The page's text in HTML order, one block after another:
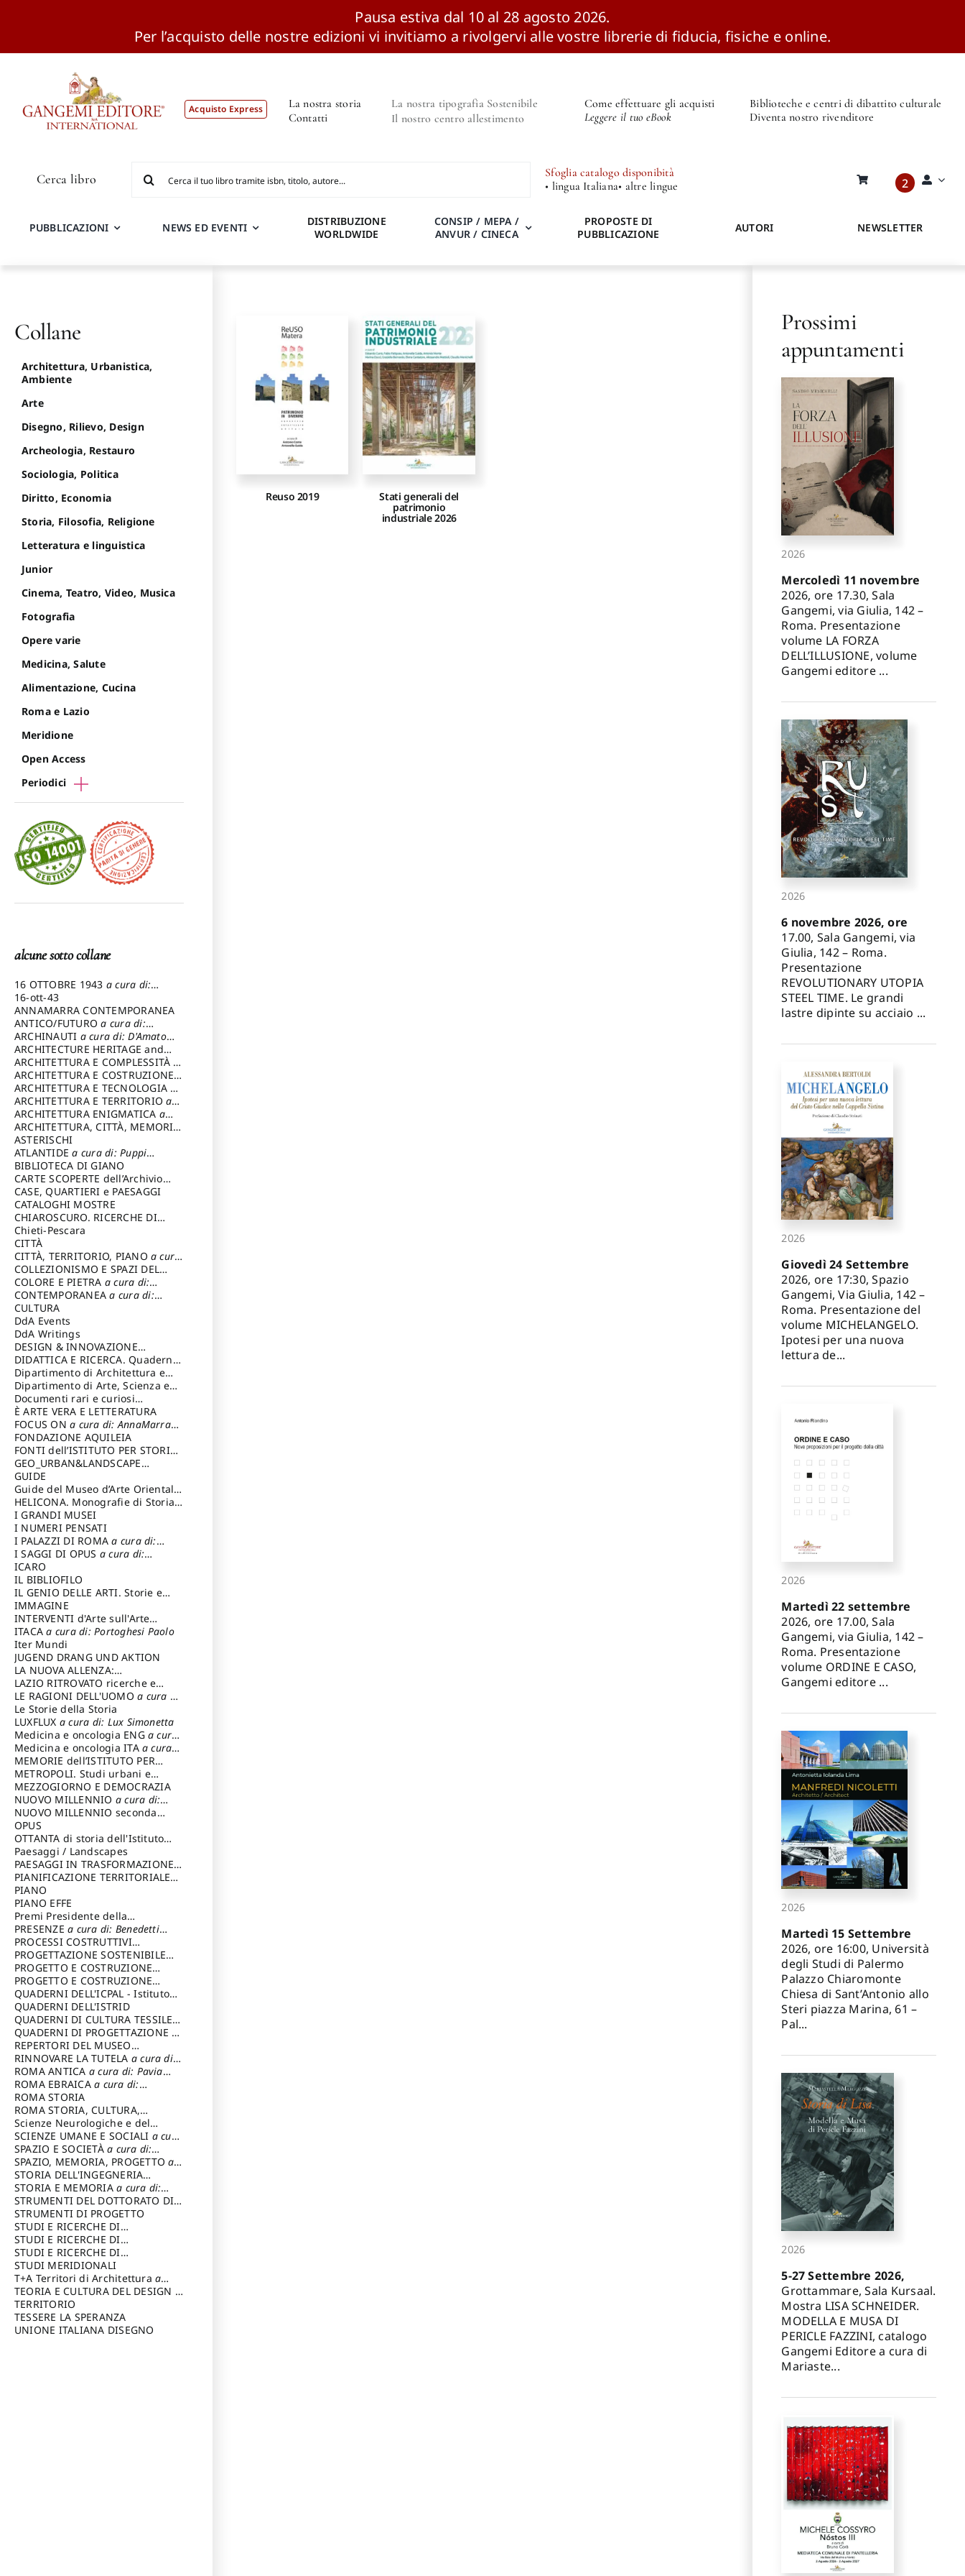
Pausa estiva dal 10 al 28 agosto 2026.
Per l’acquisto delle nostre edizioni vi invitiamo a rivolgervi alle vostre librerie di fiducia, fisiche e online.
Acquisto Express
La nostra storia
Contatti
La nostra tipografia Sostenibile
Il nostro centro allestimento
Come effettuare gli acquisti
Leggere il tuo eBook
Biblioteche e centri di dibattito culturale
Diventa nostro rivenditore
Cerca libro
per:
Sfoglia catalogo disponibità
• lingua Italiana• altre lingue 2
PUBBLICAZIONI NEWS ED EVENTI
DISTRIBUZIONE
WORLDWIDE
CONSIP / MEPA /
ANVUR / CINECA
PROPOSTE DI
PUBBLICAZIONE
AUTORI NEWSLETTER
Reuso 2019 Stati generali del
patrimonio
industriale 2026
Collane
Architettura, Urbanistica,
Ambiente
Arte
Disegno, Rilievo, Design
Archeologia, Restauro
Sociologia, Politica
Diritto, Economia
Storia, Filosofia, Religione
Letteratura e linguistica
Junior
Cinema, Teatro, Video, Musica
Fotografia
Opere varie
Medicina, Salute
Alimentazione, Cucina
Roma e Lazio
Meridione
Open Access
Periodici
alcune sotto collane
16 OTTOBRE 1943 a cura di:
Pezzetti Marcello
16-ott-43
ANNAMARRA CONTEMPORANEA
ANTICO/FUTUROa cura di:
Varagnoli Claudio
ARCHINAUTI a cura di: D'Amato
Claudio
ARCHITECTURE HERITAGE and
DESIGN
ARCHITETTURA E COMPLESSITÀ a
cura di: Piva Antonio
ARCHITETTURA E COSTRUZIONEa
cura di: Poretti Sergio
ARCHITETTURA E TECNOLOGIA a
cura di: Carrara Gianfranco
ARCHITETTURA E TERRITORIOa
cura di: Pietrogrande Enrico
ARCHITETTURA ENIGMATICA a
cura di: Lenci Ruggero
ARCHITETTURA, CITTÀ, MEMORIA
a cura di: Valeriani Enrico
ASTERISCHI
ATLANTIDEa cura di: Puppi
Lionello
BIBLIOTECA DI GIANO
CARTE SCOPERTE dell’Archivio
Storico Capitolino
CASE, QUARTIERI e PAESAGGI
CATALOGHI MOSTRE
CHIAROSCURO. RICERCHE DI
STORIA E STORIA DELL'ARTE
cura di: Di Carpegna Falconieri
Tommaso
Chieti-Pescara
CITTÀ
CITTÀ, TERRITORIO, PIANO a cura
di: Imbesi Giuseppe
COLLEZIONISMO E SPAZI DEL
COLLEZIONISMO a cura di:
Magnani Lauro
COLORE E PIETRA a cura di:
Selvaggi Giuseppe
CONTEMPORANEAa cura di:
Gubinelli Luna
CULTURA
DdA Events
DdA Writings
DESIGN & INNOVAZIONE
TECNOLOGICAa cura di: Vallicelli
Andrea
DIDATTICA E RICERCA. Quaderni
della Scuola
Dipartimento di Architettura e
Analisi della Città Mediterranea
Dipartimento di Arte, Scienza e
Tecnica del Costuire
Documenti rari e curiosi
dall'Archivio Segreto
È ARTE VERA E LETTERATURA
FOCUS ONa cura di: AnnaMarra
Contemporanea
FONDAZIONE AQUILEIA
FONTI dell’ISTITUTO PER STORIA
DEL RISORGIMENTO
GEO_URBAN&LANDSCAPE
PLANNING (GULP)
Trusiani Elio
GUIDE
Guide del Museo d’Arte Orientale
“Giuseppe Tucci”
HELICONA. Monografie di Storia
dell'Artea cura di: Gallo Marco
I GRANDI MUSEI
I NUMERI PENSATI
I PALAZZI DI ROMAa cura di:
Ippoliti Alessandro
I SAGGI DI OPUS a cura di:
Scalesse Tommaso
ICARO
IL BIBLIOFILO
IL GENIO DELLE ARTI. Storie e
interpretazione
IMMAGINE
INTERVENTI d'Arte sull'Arte
dedicata alla cultura della
conservazione d’arte
Fondazione Paola Droghetti onlus
ITACAa cura di: Portoghesi Paolo
Iter Mundi
JUGEND DRANG UND AKTION
LA NUOVA ALLENZA:
ARCHITETTURA & AMBIENTE
LAZIO RITROVATO ricerche e
restauri
LE RAGIONI DELL'UOMOa cura di:
Lombardi Satriani Luigi
Le Storie della Storia
LUXFLUX a cura di: Lux Simonetta
Medicina e oncologia ENG a cura
di: Lopez Massimo
Medicina e oncologia ITA a cura
di: Lopez Massimo
MEMORIE dell’ISTITUTO PER
STORIA DEL RISORGIMENTO
METROPOLI. Studi urbani e
regionali
MEZZOGIORNO E DEMOCRAZIA
NUOVO MILLENNIO a cura di:
Capaldo Pellegrino
NUOVO MILLENNIO seconda
serie
Francesco
OPUS
OTTANTA di storia dell'Istituto
storia dell’Istitutoa cura di:
Cavalieri Patrizia
Paesaggi / Landscapes
PAESAGGI IN TRASFORMAZIONEa
cura di: Corti Enrico A.
PIANIFICAZIONE TERRITORIALE
URBANISTICA ED AMBIENTALE
cura di: Costa Enrico
PIANO
PIANO EFFE
Premi Presidente della
Repubblica
PRESENZEa cura di: Benedetti
Sandro
PROCESSI COSTRUTTIVI
DELL'ARCHITETTURAa cura di:
Ippoliti Alessandro
PROGETTAZIONE SOSTENIBILE
PARTECIPATA
PROGETTO E COSTRUZIONE
DELL’ARCHITETTURA
PROGETTO E COSTRUZIONE
SOSTENIBILE
QUADERNI DELL'ICPAL - Istituto
centrale per il restauro e la
conservazione del patrimonio
archivistico e librario
QUADERNI DELL'ISTRID
QUADERNI DI CULTURA TESSILEa
cura di: Crispolti Livia
QUADERNI DI PROGETTAZIONE a
cura di: Giura Longo Tommaso
REPERTORI DEL MUSEO
CENTRALE DEL RISORGIMENTOa
cura di: Pizzo Marco
RINNOVARE LA TUTELA a cura di:
Cicalò Enrico
ROMA ANTICA a cura di: Pavia
Carlo
ROMA EBRAICAa cura di:
Procaccia Claudio
ROMA STORIA
ROMA STORIA, CULTURA,
IMMAGINEa cura di: Fagiolo
Marcello
Scienze Neurologiche e del
Comportamento
SCIENZE UMANE E SOCIALI a cura
di: Iannizzi Salvatore
SPAZIO E SOCIETÀa cura di:
Cassetti Roberto
SPAZIO, MEMORIA, PROGETTOa
cura di: Rossi Massimo
STORIA DELL'INGEGNERIA
STRUTTURALE IN ITALIAa cura di:
Poretti Sergio
STORIA E MEMORIAa cura di:
Rossi Lauro
STRUMENTI DEL DOTTORATO DI
RICERCA IN RILIEVO E
RAPPRESENTAZIONE
DELL’ARCHITETTURA E
DELL’AMBIENTEa cura di: Migliari
Riccardo
STRUMENTI DI PROGETTO
STUDI E RICERCHE DI
ARCHEOLOGIA IN SICILIA
di: Pelagatti Paola
STUDI E RICERCHE DI
ARCHITETTURA del Dipartimento
di Architettura Università degli
Studi G. d' Annunzio
STUDI E RICERCHE DI
ARCHITETTURA del Dipartimento
di Architettura Università degli
Studi G. d' Annunzio, Chieti-
Pescaraa cura di: Fusero Paolo
STUDI MERIDIONALI
T+A Territori di Architetturaa
cura di: Ramazzotti Luigi
TEORIA E CULTURA DEL DESIGN a
cura di: Furlanis Giuseppe
TERRITORIO
TESSERE LA SPERANZA
UNIONE ITALIANA DISEGNO
Prossimi
appuntamenti
2026
Mercoledì 11 novembre
2026, ore 17.30, Sala
Gangemi, via Giulia, 142 –
Roma. Presentazione
volume LA FORZA
DELL’ILLUSIONE, volume
Gangemi editore ...
2026
6 novembre 2026, ore
17.00, Sala Gangemi, via
Giulia, 142 – Roma.
Presentazione
REVOLUTIONARY UTOPIA
STEEL TIME. Le grandi
lastre dipinte su acciaio ...
2026
Giovedì 24 Settembre
2026, ore 17:30, Spazio
Gangemi, Via Giulia, 142 –
Roma. Presentazione del
volume MICHELANGELO.
Ipotesi per una nuova
lettura de...
2026
Martedì 22 settembre
2026, ore 17.00, Sala
Gangemi, via Giulia, 142 –
Roma. Presentazione
volume ORDINE E CASO,
Gangemi editore ...
2026
Martedì 15 Settembre
2026, ore 16:00, Università
degli Studi di Palermo
Palazzo Chiaromonte
Chiesa di Sant’Antonio allo
Steri piazza Marina, 61 –
Pal...
2026
5-27 Settembre 2026,
Grottammare, Sala Kursaal.
Mostra LISA SCHNEIDER.
MODELLA E MUSA DI
PERICLE FAZZINI, catalogo
Gangemi Editore a cura di
Mariaste...